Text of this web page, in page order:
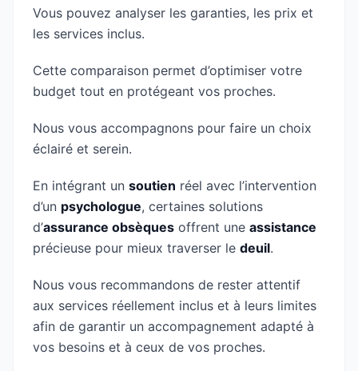
Vous pouvez analyser les garanties, les prix et
les services inclus.
Cette comparaison permet d’optimiser votre
budget tout en protégeant vos proches.
Nous vous accompagnons pour faire un choix
éclairé et serein.
En intégrant un soutien réel avec l’intervention
d’un psychologue, certaines solutions
d’assurance obsèques offrent une assistance
précieuse pour mieux traverser le deuil.
Nous vous recommandons de rester attentif
aux services réellement inclus et à leurs limites
afin de garantir un accompagnement adapté à
vos besoins et à ceux de vos proches.